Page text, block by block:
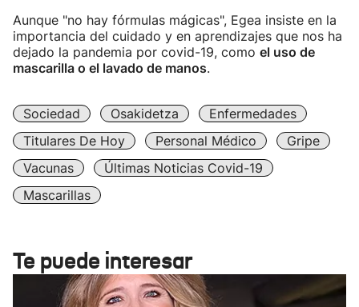
Aunque "no hay fórmulas mágicas", Egea insiste en la
importancia del cuidado y en aprendizajes que nos ha
dejado la pandemia por covid-19, como el uso de
mascarilla o el lavado de manos.
Sociedad Osakidetza
Enfermedades
Titulares De Hoy
Personal Médico
Gripe
Vacunas
Últimas Noticias Covid-19
Mascarillas
Te puede interesar